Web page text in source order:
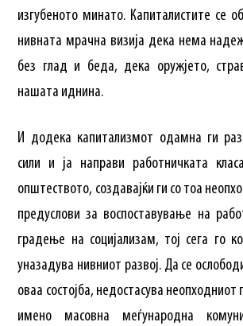
изгубеното минато. Капиталистите се
нивната мрачна визија дека нема
без глад и беда, дека оружјето,
нашата иднина.
И додека капитализмот одамна ги
сили и ја направи работничката
општеството, создавајќи ги со тоа
предуслови за воспоставување на
градење на социјализам, тој сега го
уназадува нивниот развој. Да се
оваа состојба, недостасува неопходниот
имено масовна меѓународна